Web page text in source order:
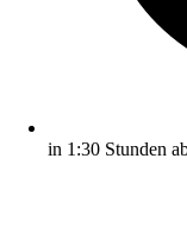
in 1:30 Stunden